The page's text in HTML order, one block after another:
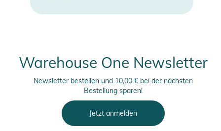
Warehouse One Newsletter
Newsletter bestellen und 10,00 € bei der nächsten
Bestellung sparen!
Jetzt anmelden